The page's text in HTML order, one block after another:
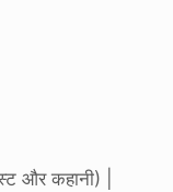
और कहानी) |